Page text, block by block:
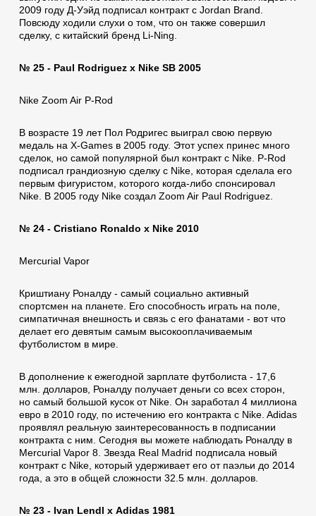
2009 году Д-Уэйд подписал контракт с Jordan Brand.
Повсюду ходили слухи о том, что он также совершил
сделку, с китайский бренд Li-Ning.
№ 25 - Paul Rodriguez x Nike SB 2005
Nike Zoom Air P-Rod
В возрасте 19 лет Пол Родригес выиграл свою первую
медаль на X-Games в 2005 году. Этот успех принес много
сделок, но самой популярной был контракт с Nike. P-Rod
подписал грандиозную сделку с Nike, которая сделала его
первым фигуристом, которого когда-либо спонсировал
Nike. В 2005 году Nike создал Zoom Air Paul Rodriguez.
№ 24 - Cristiano Ronaldo x Nike 2010
Mercurial Vapor
Криштиану Роналду - самый социально активный
спортсмен на планете. Его способность играть на поле,
симпатичная внешность и связь с его фанатами - вот что
делает его девятым самым высокооплачиваемым
футболистом в мире.
В дополнение к ежегодной зарплате футболиста - 17,6
млн. долларов, Роналду получает деньги со всех сторон,
но самый большой кусок от Nike. Он заработал 4 миллиона
евро в 2010 году, по истечению его контракта с Nike. Adidas
проявлял реальную заинтересованность в подписании
контракта с ним. Сегодня вы можете наблюдать Роналду в
Mercurial Vapor 8. Звезда Real Madrid подписала новый
контракт с Nike, который удерживает его от паэльи до 2014
года, а это в общей сложности 32.5 млн. долларов.
№ 23 - Ivan Lendl x Аdidas 1981